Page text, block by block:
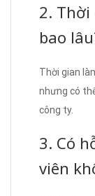
2. Thời
bao
Thời gian
nhưng có
công ty.
3. Có
viên